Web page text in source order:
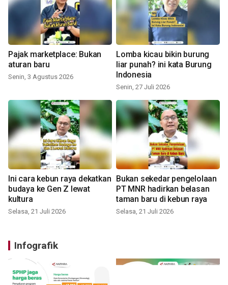
Pajak marketplace: Bukan
aturan baru
Senin, 3 Agustus 2026
Lomba kicau bikin burung
liar punah? ini kata Burung
Indonesia
Senin, 27 Juli 2026
Ini cara kebun raya dekatkan
budaya ke Gen Z lewat
kultura
Selasa, 21 Juli 2026
Bukan sekedar pengelolaan
PT MNR hadirkan belasan
taman baru di kebun raya
Selasa, 21 Juli 2026
Infografik